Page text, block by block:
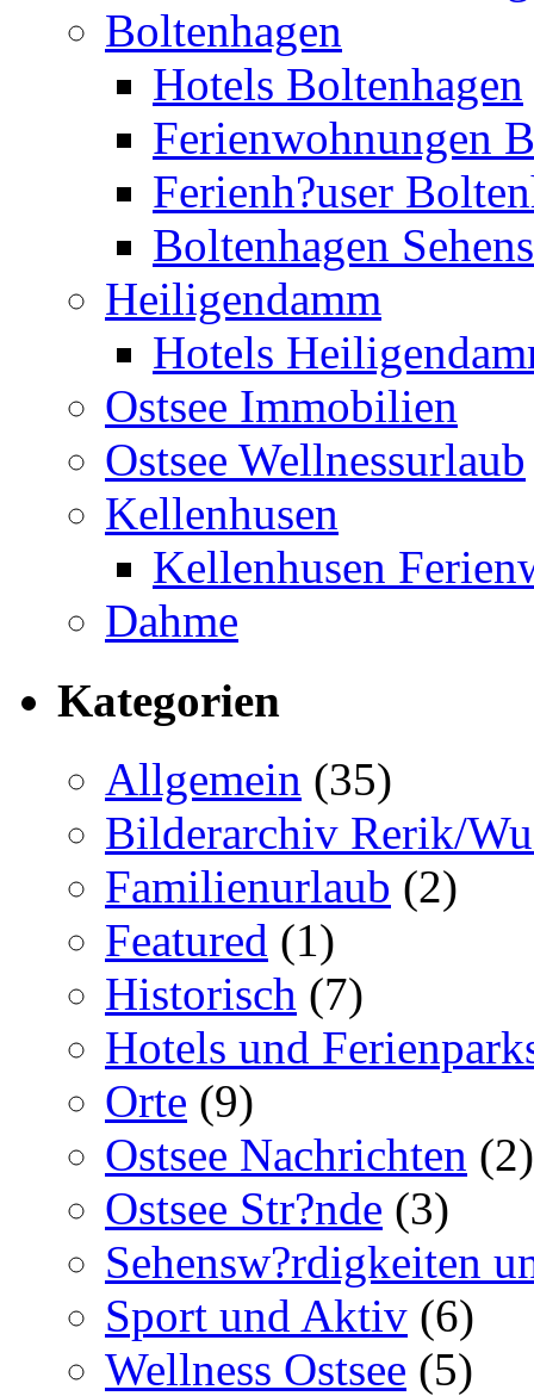
Boltenhagen
Hotels Boltenhagen
Ferienwohnungen
Ferienh?user
Boltenhagen
Heiligendamm
Hotels
Ostsee Immobilien
Ostsee Wellnessurlaub
Kellenhusen
Kellenhusen
Dahme
Kategorien
Allgemein (35)
Bilderarchiv Rerik/
Familienurlaub (2)
Featured (1)
Historisch (7)
Hotels und
Orte (9)
Ostsee Nachrichten (2)
Ostsee Str?nde (3)
Sehensw?rdigkeiten
Sport und Aktiv (6)
Wellness Ostsee (5)